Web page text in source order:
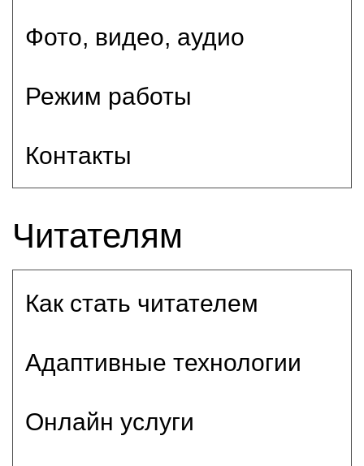
Фото, видео, аудио
Режим работы
Контакты
Читателям
Как стать читателем
Адаптивные технологии
Онлайн услуги